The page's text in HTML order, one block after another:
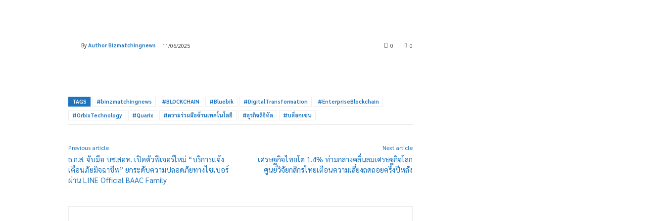
By Author Bizmatchingnews 11/06/2025 0
0
TAGS #binzmatchingnews #BLOCKCHAIN #Bluebik #DigitalTransformation
#EnterpriseBlockchain
#OrbixTechnology
#Quarix #ความร่วมมือด้านเทคโนโลยี #ธุรกิจดิจิทัล #บล็อกเชน
Previous article
ธ.ก.ส. จับมือ บช.สอท. เปิดตัวฟีเจอร์ใหม่ “บริการเเจ้ง
เตือนภัยมิจฉาชีพ” ยกระดับความปลอดภัยทางไซเบอร์
ผ่าน LINE Official BAAC Family
Next article
เศรษฐกิจไทยโต 1.4% ท่ามกลางคลื่นลมเศรษฐกิจโลก
ศูนย์วิจัยกสิกรไทยเตือนความเสี่ยงถดถอยครึ่งปีหลัง